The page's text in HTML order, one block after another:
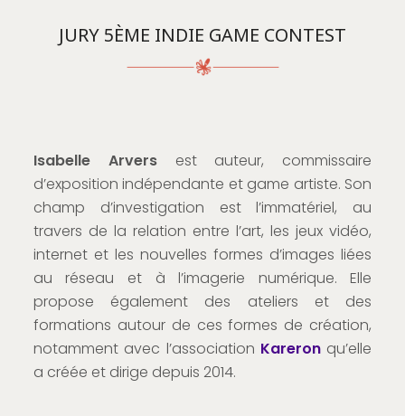
JURY 5ÈME INDIE GAME CONTEST
Isabelle Arversest auteur, commissaire
d’exposition indépendante et game artiste. Son
champ d’investigation est l’immatériel, au
travers de la relation entre l’art, les jeux vidéo,
internet et les nouvelles formes d’images liées
au réseau et à l’imagerie numérique. Elle
propose également des ateliers et des
formations autour de ces formes de création,
notamment avec l’association Kareronqu’elle
a créée et dirige depuis 2014.